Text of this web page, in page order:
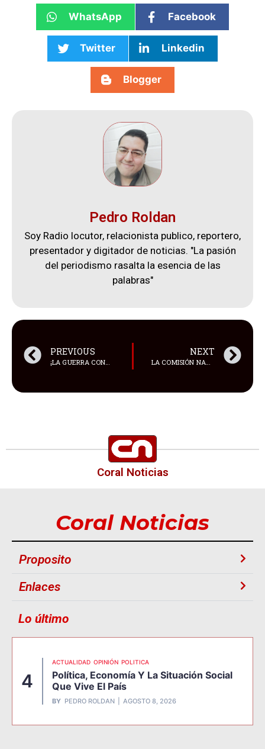
WhatsApp Facebook
Twitter Linkedin
Blogger
Pedro Roldan
Soy Radio locutor, relacionista publico, reportero,
presentador y digitador de noticias. "La pasión
del periodismo rasalta la esencia de las
palabras"
PREVIOUS NEXT
LA COMISIÓN NACIONAL DEL MERCADO DE VALORES (CNMV) MULTÓ AL EXFUTBOLISTA GERARD PIQUÉ CON 200.000 EUROS Y AL EMPRESARIO JOSÉ ELÍAS
Coral Noticias
Coral Noticias
Proposito
Enlaces
Lo último
4
ACTUALIDAD OPINIÓN POLITICA
Política, Economía Y La Situación Social
Que Vive El País
BY PEDRO ROLDAN AGOSTO 8, 2026